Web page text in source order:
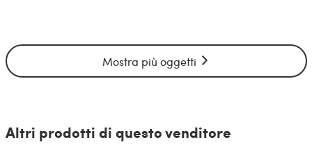
Mostra più oggetti
Altri prodotti di questo venditore